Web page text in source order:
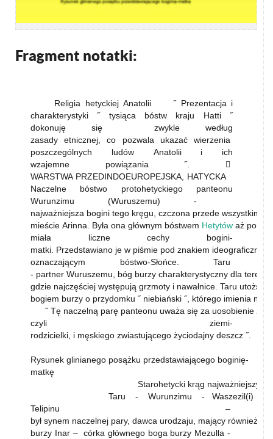
Fragment notatki:
Religia hetyckiej Anatolii ˝ Prezentacja i
charakterystyki ˝ tysiąca bóstw kraju Hatti ˝
dokonuję się zwykle według
zasady etnicznej, co pozwala ukazać wierzenia
poszczególnych ludów Anatolii i ich
wzajemne powiązania ˝. 
WARSTWA PRZEDINDOEUROPEJSKA, HATYCKA
Naczelne bóstwo protohetyckiego panteonu
Wurunzimu (Wuruszemu) -
najważniejsza bogini tego kręgu, czczona przede wszystkim w
mieście Arinna. Była ona głównym bóstwem Hetytów aż po
miała liczne cechy bogini-
matki. Przedstawiano je w piśmie pod znakiem ideograficznym
oznaczającym bóstwo-Słońce. Taru
- partner Wuruszemu, bóg burzy charakterystyczny dla
gdzie najczęściej występują grzmoty i nawałnice. Taru
bogiem burzy o przydomku ˝ niebiański ˝, którego imienia nie
˝ Tę naczelną parę panteonu uważa się za uosobienie
czyli ziemi-
rodzicielki, i męskiego zwiastującego życiodajny deszcz ˝.
Rysunek glinianego posążku przedstawiającego boginię-
matkę
Starohetycki krąg najważniejszy
Taru - Wurunzimu - Waszezil(i) -
Telipinu –
był synem naczelnej pary, dawca urodzaju, mający również
burzy Inar – córka głównego boga burzy Mezulla -